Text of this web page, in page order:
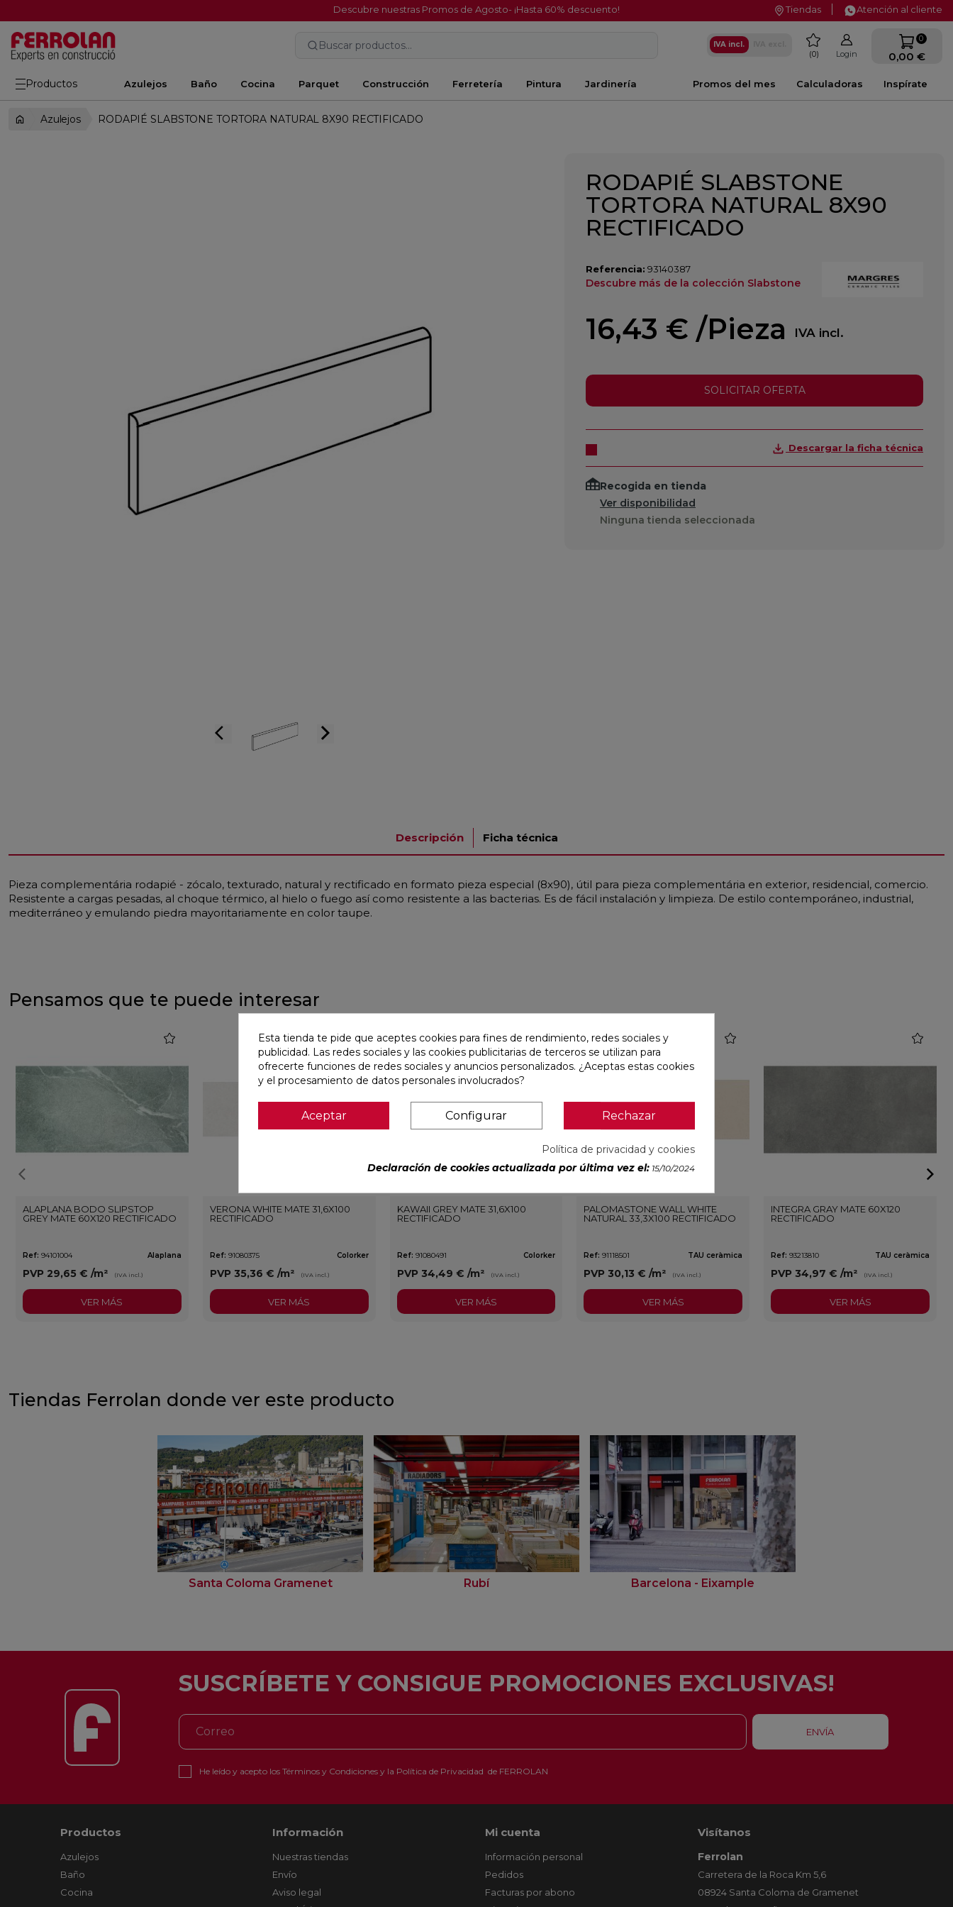
Descubre nuestras Promos de Agosto- ¡Hasta 60% descuento! Tiendas Atención al cliente
Buscar productos... IVA incl. favorite
0 Login
0
0,00 €
Productos Azulejos Baño Cocina Parquet Construcción Ferretería Pintura Jardinería Inspírate
Calculadoras
Promos del mes
Azulejos RODAPIÉ SLABSTONE TORTORA NATURAL 8X90 RECTIFICADO
arrow_back_ios arrow_forward_ios
RODAPIÉ SLABSTONE
TORTORA NATURAL 8X90
RECTIFICADO
Referencia: 93140387
Descubre más de la colección Slabstone
16,43 € /Pieza IVA incl.
SOLICITAR OFERTA
Descargar la ficha técnica
Recogida en tienda
Ver disponibilidad
Ninguna tienda seleccionada
Descripción Ficha técnica
Pieza complementária rodapié - zócalo, texturado, natural y rectificado en formato pieza especial (8x90), útil para pieza complementária en exterior, residencial, comercio.
Resistente a cargas pesadas, al choque térmico, al hielo o fuego así como resistente a las bacterias. Es de fácil instalación y limpieza. De estilo contemporáneo, industrial,
mediterráneo y emulando piedra mayoritariamente en color taupe.
Pensamos que te puede interesar
ALAPLANA BODO SLIPSTOP
GREY MATE 60X120 RECTIFICADO
Ref: 94101004 Alaplana
PVP 29,65 € /m² (IVA incl.)
favorite
VER MÁS
VERONA WHITE MATE 31,6X100
RECTIFICADO
Ref: 91080375 Colorker
PVP 35,36 € /m² (IVA incl.)
favorite
VER MÁS
KAWAII GREY MATE 31,6X100
RECTIFICADO
Ref: 91080491 Colorker
PVP 34,49 € /m² (IVA incl.)
favorite
VER MÁS
PALOMASTONE WALL WHITE
NATURAL 33,3X100 RECTIFICADO
Ref: 91118501 TAU ceràmica
PVP 30,13 €/m² (IVA incl.)
VER MÁS
INTEGRA GRAY MATE 60X120
RECTIFICADO
Ref: 93213810 TAU ceràmica
PVP 34,97 €/m² (IVA incl.)
favorite
VER MÁS
Tiendas Ferrolan donde ver este producto
Santa Coloma Gramenet Rubí Barcelona - Eixample
SUSCRÍBETE Y CONSIGUE PROMOCIONES EXCLUSIVAS!
He leído y acepto los Términos y Condicionesy la Política de Privacidad de FERROLAN
Productos
Azulejos
Baño
Cocina
Información
Nuestras tiendas
Envío
Aviso legal
Mi cuenta
Información personal
Pedidos
Facturas por abono
Visítanos
Ferrolan
Carretera de la Roca Km 5,6
08924 Santa Coloma de Gramenet
Esta tienda te pide que aceptes cookies para fines de rendimiento, redes sociales y
publicidad. Las redes sociales y las cookies publicitarias de terceros se utilizan para
ofrecerte funciones de redes sociales y anuncios personalizados. ¿Aceptas estas cookies
y el procesamiento de datos personales involucrados?
Aceptar Configurar Rechazar
Política de privacidad y cookies
Declaración de cookies actualizada por última vez el: 15/10/2024